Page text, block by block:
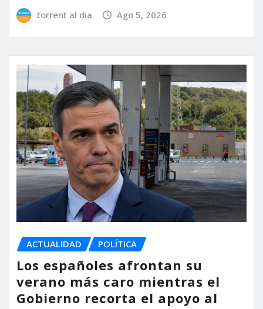
torrent al dia Ago 5, 2026
ACTUALIDAD POLÍTICA
Los españoles afrontan su
verano más caro mientras el
Gobierno recorta el apoyo al